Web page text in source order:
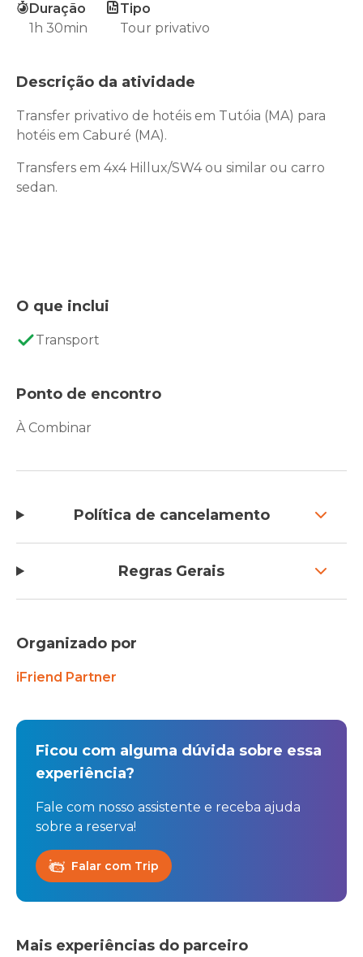
Duração
1h 30min
Tipo
Tour privativo
Descrição da atividade
Transfer privativo de hotéis em Tutóia (MA) para
hotéis em Caburé (MA).
Transfers em 4x4 Hillux/SW4 ou similar ou carro
sedan.
O que inclui
Transport
Ponto de encontro
À Combinar
Política de cancelamento
Regras Gerais
Organizado por
iFriend Partner
Ficou com alguma dúvida sobre essa
experiência?
Fale com nosso assistente e receba ajuda
sobre a reserva!
Falar com Trip
Mais experiências do parceiro